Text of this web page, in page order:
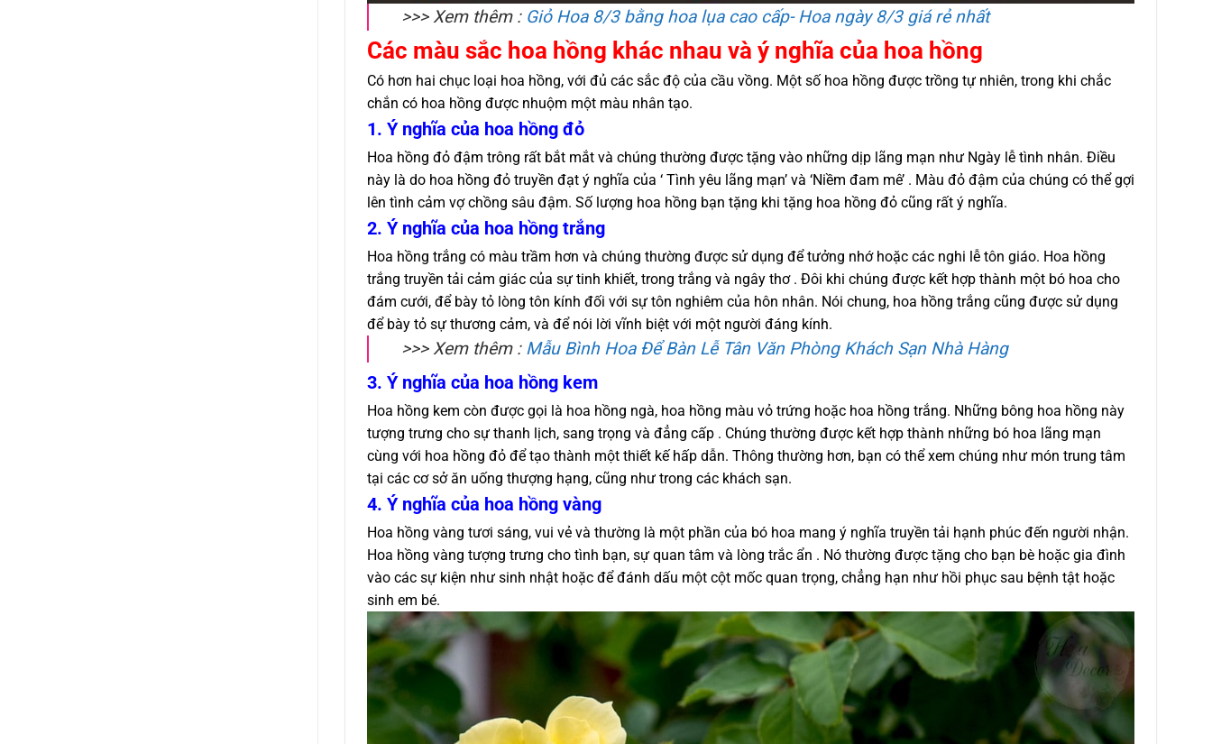
>>> Xem thêm : Giỏ Hoa 8/3 bằng hoa lụa cao cấp- Hoa ngày 8/3 giá rẻ nhất
Các màu sắc hoa hồng khác nhau và ý nghĩa của hoa hồng
Có hơn hai chục loại hoa hồng, với đủ các sắc độ của cầu vồng. Một số hoa hồng được trồng tự nhiên, trong khi chắc
chắn có hoa hồng được nhuộm một màu nhân tạo.
1. Ý nghĩa của hoa hồng đỏ
Hoa hồng đỏ đậm trông rất bắt mắt và chúng thường được tặng vào những dịp lãng mạn như Ngày lễ tình nhân. Điều
này là do hoa hồng đỏ truyền đạt ý nghĩa của ‘ Tình yêu lãng mạn’ và ‘Niềm đam mê’ . Màu đỏ đậm của chúng có thể gợi
lên tình cảm vợ chồng sâu đậm. Số lượng hoa hồng bạn tặng khi tặng hoa hồng đỏ cũng rất ý nghĩa.
2. Ý nghĩa của hoa hồng trắng
Hoa hồng trắng có màu trầm hơn và chúng thường được sử dụng để tưởng nhớ hoặc các nghi lễ tôn giáo. Hoa hồng
trắng truyền tải cảm giác của sự tinh khiết, trong trắng và ngây thơ . Đôi khi chúng được kết hợp thành một bó hoa cho
đám cưới, để bày tỏ lòng tôn kính đối với sự tôn nghiêm của hôn nhân. Nói chung, hoa hồng trắng cũng được sử dụng
để bày tỏ sự thương cảm, và để nói lời vĩnh biệt với một người đáng kính.
>>> Xem thêm : Mẫu Bình Hoa Để Bàn Lễ Tân Văn Phòng Khách Sạn Nhà Hàng
3. Ý nghĩa của hoa hồng kem
Hoa hồng kem còn được gọi là hoa hồng ngà, hoa hồng màu vỏ trứng hoặc hoa hồng trắng. Những bông hoa hồng này
tượng trưng cho sự thanh lịch, sang trọng và đẳng cấp . Chúng thường được kết hợp thành những bó hoa lãng mạn
cùng với hoa hồng đỏ để tạo thành một thiết kế hấp dẫn. Thông thường hơn, bạn có thể xem chúng như món trung tâm
tại các cơ sở ăn uống thượng hạng, cũng như trong các khách sạn.
4. Ý nghĩa của hoa hồng vàng
Hoa hồng vàng tươi sáng, vui vẻ và thường là một phần của bó hoa mang ý nghĩa truyền tải hạnh phúc đến người nhận.
Hoa hồng vàng tượng trưng cho tình bạn, sự quan tâm và lòng trắc ẩn . Nó thường được tặng cho bạn bè hoặc gia đình
vào các sự kiện như sinh nhật hoặc để đánh dấu một cột mốc quan trọng, chẳng hạn như hồi phục sau bệnh tật hoặc
sinh em bé.